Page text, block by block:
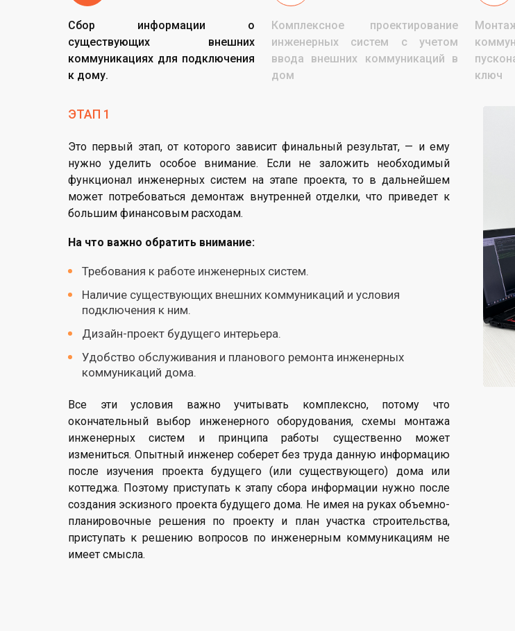
Сбор информации о
существующих внешних
коммуникациях для подключения
к дому.
Комплексное проектирование
инженерных систем с учетом
ввода внешних коммуникаций в
дом
ключ
ЭТАП 1
Это первый этап, от которого зависит финальный результат, — и ему
нужно уделить особое внимание. Если не заложить необходимый
функционал инженерных систем на этапе проекта, то в дальнейшем
может потребоваться демонтаж внутренней отделки, что приведет к
большим финансовым расходам.
На что важно обратить внимание:
Требования к работе инженерных систем.
Наличие существующих внешних коммуникаций и условия
подключения к ним.
Дизайн-проект будущего интерьера.
Удобство обслуживания и планового ремонта инженерных
коммуникаций дома.
Все эти условия важно учитывать комплексно, потому что
окончательный выбор инженерного оборудования, схемы монтажа
инженерных систем и принципа работы существенно может
измениться. Опытный инженер соберет без труда данную информацию
после изучения проекта будущего (или существующего) дома или
коттеджа. Поэтому приступать к этапу сбора информации нужно после
создания эскизного проекта будущего дома. Не имея на руках объемно-
планировочные решения по проекту и план участка строительства,
приступать к решению вопросов по инженерным коммуникациям не
имеет смысла.